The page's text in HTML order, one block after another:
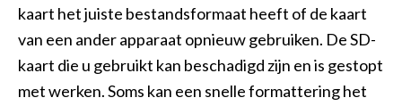
kaart het juiste bestandsformaat heeft of de kaart
van een ander apparaat opnieuw gebruiken. De SD-
kaart die u gebruikt kan beschadigd zijn en is gestopt
met werken. Soms kan een snelle formattering het